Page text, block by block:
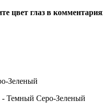
цвет глаз в
Зеленый
- Темный Серо-Зеленый